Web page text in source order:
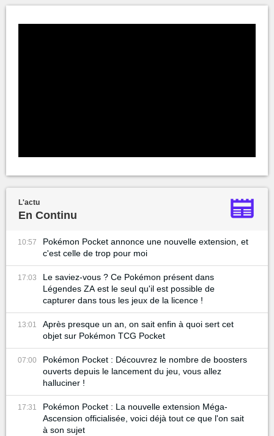
L'actu
En Continu
10:57
Pokémon Pocket annonce une nouvelle extension, et
c'est celle de trop pour moi
17:03
Le saviez-vous ? Ce Pokémon présent dans
Légendes ZA est le seul qu'il est possible de
capturer dans tous les jeux de la licence !
13:01
Après presque un an, on sait enfin à quoi sert cet
objet sur Pokémon TCG Pocket
07:00
Pokémon Pocket : Découvrez le nombre de boosters
ouverts depuis le lancement du jeu, vous allez
halluciner !
17:31
Pokémon Pocket : La nouvelle extension Méga-
Ascension officialisée, voici déjà tout ce que l'on sait
à son sujet